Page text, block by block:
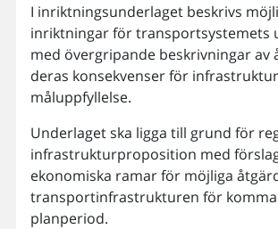
I inriktningsunderlaget beskrivs
inriktningar för transportsystemets
med övergripande beskrivningar av
deras konsekvenser för
måluppfyllelse.
Underlaget ska ligga till grund för
infrastrukturproposition med
ekonomiska ramar för möjliga
transportinfrastrukturen för
planperiod.